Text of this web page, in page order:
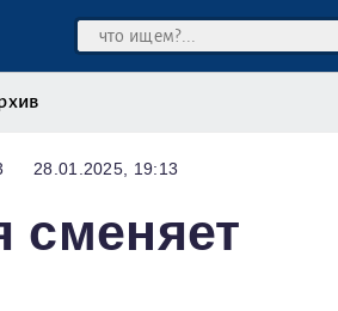
28.01.2025, 19:13
сменяет